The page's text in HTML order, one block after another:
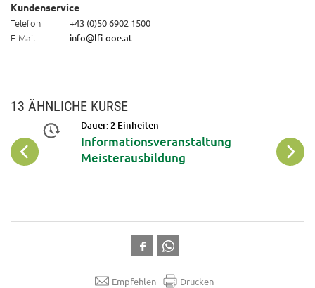
Kundenservice
Telefon +43 (0)50 6902 1500
E-Mail info@lfi-ooe.at
13 ÄHNLICHE KURSE
Dauer: 2 Einheiten
Informationsveranstaltung
Meisterausbildung
Okt
Empfehlen Drucken